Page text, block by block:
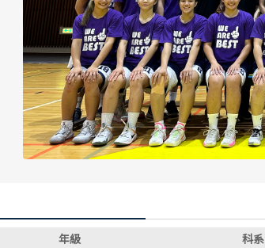
歷屆個人獎得主
歷史數據排行
歷屆個人獎得主
歷史數據排行
年級 科系